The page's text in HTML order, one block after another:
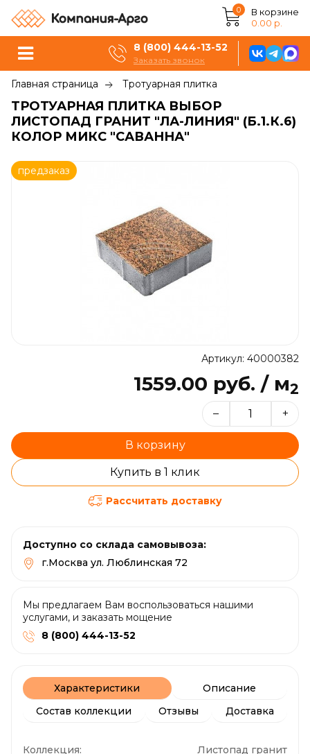
0
В корзине
0.00 р.
8 (800) 444-13-52
Заказать звонок
Главная страница Тротуарная плитка
ТРОТУАРНАЯ ПЛИТКА ВЫБОР
ЛИСТОПАД ГРАНИТ "ЛА-ЛИНИЯ" (Б.1.К.6)
КОЛОР МИКС "САВАННА"
предзаказ
Артикул: 40000382
1559.00 руб. / м2
– +
В корзину
Купить в 1 клик
Рассчитать доставку
Доступно со склада самовывоза:
г.Москва ул. Люблинская 72
Мы предлагаем Вам воспользоваться нашими
услугами, и заказать мощение
8 (800) 444-13-52
Характеристики
Описание
Состав коллекции
Отзывы Доставка
Коллекция: Листопад гранит